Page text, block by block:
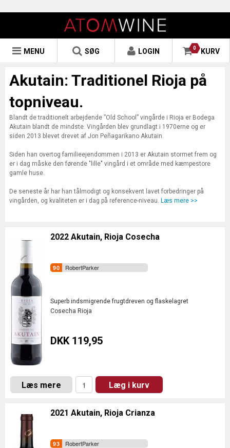
0 KURV
LOGIN
SØG
MENU
Akutain: Traditionel Rioja på
topniveau.
Blandt de traditionelt arbejdende ”Old School” vingårde i Rioja er Bodega
Akutain blandt de mindste. Vingården blev grundlagt i 1970erne og er
siden 2013 blevet drevet af Jon Peñagarikano Akutain.
Siden han overtog familieejendommen i 2013 er Akutain stormet frem og
er i dag måske den førende "lille" vingård i et område med kæmpestore
gamle huse.
De seneste år har han tålmodigt og konsekvent lavet forbedringer på
vingården, og kvaliteten er i dag på reference-niveau. Læs mere >>
2022 Akutain, Rioja Cosecha
RobertParker
Superb indsmigrende frugtdreven og flaskelagret
Cosecha Rioja
DKK 119,95
Læs mere Læg i kurv
2021 Akutain, Rioja Crianza
RobertParker